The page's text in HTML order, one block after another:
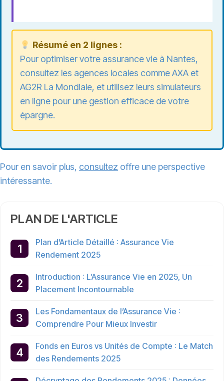
Résumé en 2 lignes :
Pour optimiser votre assurance vie à Nantes,
consultez les agences locales comme AXA et
AG2R La Mondiale, et utilisez leurs simulateurs
en ligne pour une gestion efficace de votre
épargne.
Pour en savoir plus, consultez offre une perspective
intéressante.
PLAN DE L'ARTICLE
Plan d’Article Détaillé : Assurance Vie
Rendement 2025
Introduction : L’Assurance Vie en 2025, Un
Placement Incontournable
Les Fondamentaux de l’Assurance Vie :
Comprendre Pour Mieux Investir
Fonds en Euros vs Unités de Compte : Le Match
des Rendements 2025